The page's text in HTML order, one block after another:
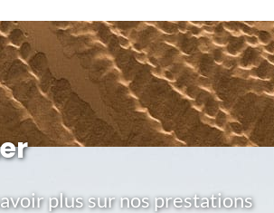
plus sur nos prestations